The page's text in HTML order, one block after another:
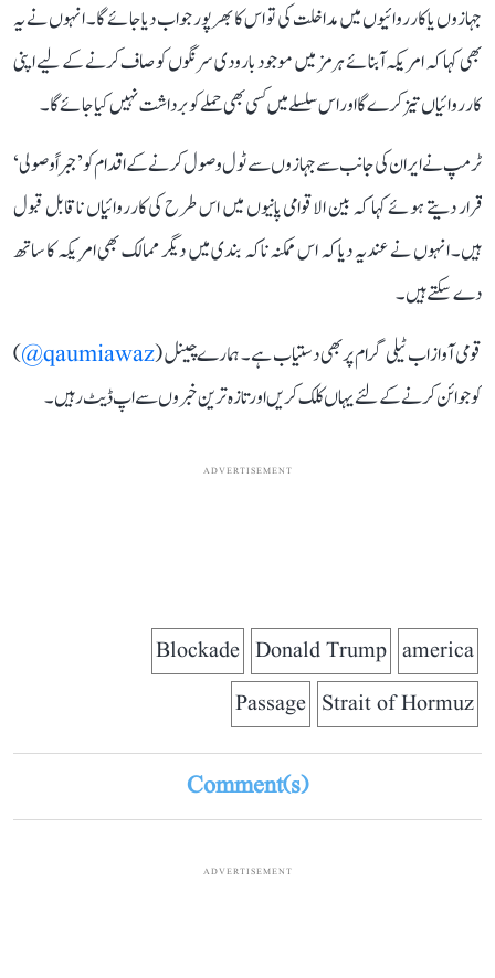
جہازوں یا کارروائیوں میں مداخلت کی تو اس کا بھرپور جواب دیا جائے گا۔ انہوں نے یہ
بھی کہا کہ امریکہ آبنائے ہرمز میں موجود بارودی سرنگوں کو صاف کرنے کے لیے اپنی
کارروائیاں تیز کرے گا اور اس سلسلے میں کسی بھی حملے کو برداشت نہیں کیا جائے گا۔
ٹرمپ نے ایران کی جانب سے جہازوں سے ٹول وصول کرنے کے اقدام کو ’جبراً وصولی‘
قرار دیتے ہوئے کہا کہ بین الاقوامی پانیوں میں اس طرح کی کارروائیاں ناقابل قبول
ہیں۔ انہوں نے عندیہ دیا کہ اس ممکنہ ناکہ بندی میں دیگر ممالک بھی امریکہ کا ساتھ
دے سکتے ہیں۔
قومی آواز اب ٹیلی گرام پر بھی دستیاب ہے۔ ہمارے چینل (qaumiawaz@
)
کو جوائن کرنے کے لئے یہاں کلک کریں اور تازہ ترین خبروں سے اپ ڈیٹ رہیں۔
ADVERTISEMENT
america
Donald Trump
Blockade
Strait of Hormuz
Passage
Comment(s)
ADVERTISEMENT